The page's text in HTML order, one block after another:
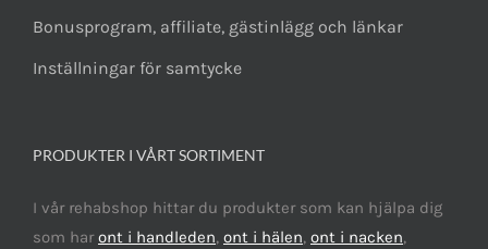
Bonusprogram, affiliate, gästinlägg och länkar
Inställningar för samtycke
PRODUKTER I VÅRT SORTIMENT
I vår rehabshop hittar du produkter som kan hjälpa dig
som haront i handleden, ont i hälen, ont i nacken,